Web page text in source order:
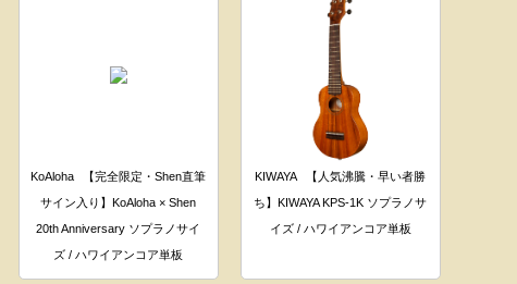
KoAloha
【完全限定・Shen直筆
サイン入り】KoAloha × Shen
20th Anniversary ソプラノサイ
ズ / ハワイアンコア単板
KIWAYA
【人気沸騰・早い者勝
ち】KIWAYA KPS-1K ソプラノサ
イズ / ハワイアンコア単板